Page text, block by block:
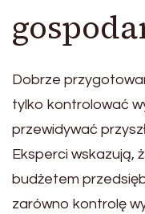
Dobrze
tylko kontrolować
przewidywać
Eksperci wskazują,
budżetem
zarówno kontrolę